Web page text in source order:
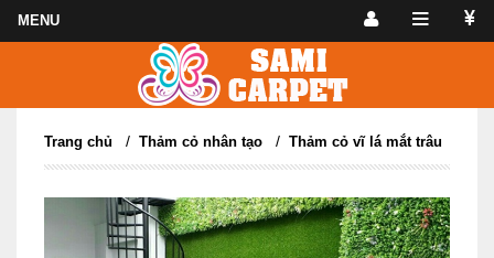
Trang chủ / Thảm cỏ nhân tạo / Thảm cỏ vĩ lá mắt trâu